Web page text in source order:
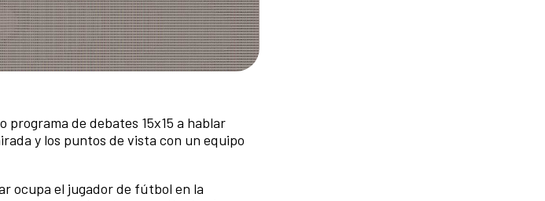
de debates 15x15 a hablar
y los puntos de vista con un equipo
ocupa el jugador de fútbol en la